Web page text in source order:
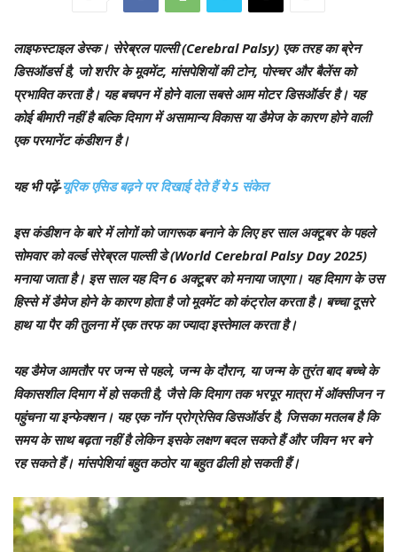
लाइफस्टाइल डेस्क। सेरेब्रल पाल्सी (Cerebral Palsy) एक तरह का ब्रेन
डिसऑडर्स है, जो शरीर के मूवमेंट, मांसपेशियों की टोन, पोस्चर और बैलेंस को
प्रभावित करता है। यह बचपन में होने वाला सबसे आम मोटर डिसऑर्डर है। यह
कोई बीमारी नहीं है बल्कि दिमाग में असामान्य विकास या डैमेज के कारण होने वाली
एक परमानेंट कंडीशन है।
यह भी पढ़ें-यूरिक एसिड बढ़ने पर दिखाई देते हैं ये 5 संकेत
इस कंडीशन के बारे में लोगों को जागरूक बनाने के लिए हर साल अक्टूबर के पहले
सोमवार को वर्ल्ड सेरेब्रल पाल्सी डे (World Cerebral Palsy Day 2025)
मनाया जाता है। इस साल यह दिन 6 अक्टूबर को मनाया जाएगा। यह दिमाग के उस
हिस्से में डैमेज होने के कारण होता है जो मूवमेंट को कंट्रोल करता है। बच्चा दूसरे
हाथ या पैर की तुलना में एक तरफ का ज्यादा इस्तेमाल करता है।
यह डैमेज आमतौर पर जन्म से पहले, जन्म के दौरान, या जन्म के तुरंत बाद बच्चे के
विकासशील दिमाग में हो सकती है, जैसे कि दिमाग तक भरपूर मात्रा में ऑक्सीजन न
पहुंचना या इन्फेक्शन। यह एक नॉन प्रोग्रेसिव डिसऑर्डर है, जिसका मतलब है कि
समय के साथ बढ़ता नहीं है लेकिन इसके लक्षण बदल सकते हैं और जीवन भर बने
रह सकते हैं। मांसपेशियां बहुत कठोर या बहुत ढीली हो सकती हैं।